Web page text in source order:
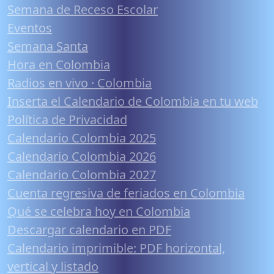
Semana de Receso Escolar
Eventos
Semana Santa
Hora en Colombia
Radios en vivo · Colombia
Inserta el Calendario de Colombia en tu web
Política de Privacidad
Calendario Colombia 2025
Calendario Colombia 2026
Calendario Colombia 2027
Cuenta regresiva de feriados en Colombia
Qué se celebra hoy en Colombia
Descargar calendario en PDF
Calendario imprimible: PDF horizontal,
vertical y listado